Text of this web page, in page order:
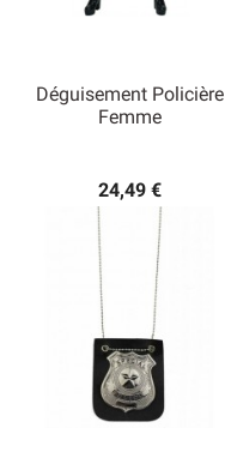
Déguisement Policière
Femme
24,49 €